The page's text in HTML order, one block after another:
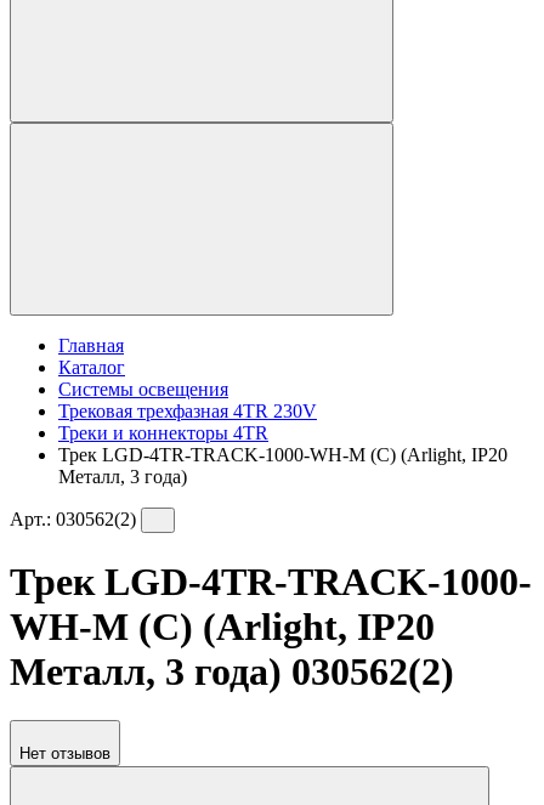
Главная
Каталог
Системы освещения
Трековая трехфазная 4TR 230V
Треки и коннекторы 4TR
Трек LGD-4TR-TRACK-1000-WH-M (C) (Arlight, IP20
Металл, 3 года)
Арт.: 030562(2)
Трек LGD-4TR-TRACK-1000-
WH-M (C) (Arlight, IP20
Металл, 3 года) 030562(2)
Нет отзывов